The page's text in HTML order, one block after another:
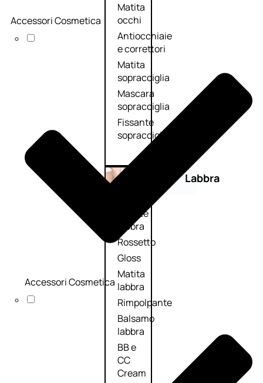
Matita
occhi
Antiocchiaie
e correttori
Matita
sopracciglia
Mascara
sopracciglia
Fissante
sopracciglia
Labbra
Palette
labbra
Rossetto
Gloss
Matita
labbra
Rimpolpante
Balsamo
labbra
BB e
CC
Cream
Accessori Cosmetica
Accessori Cosmetica